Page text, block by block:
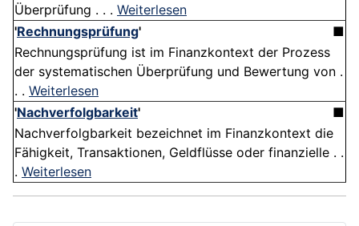
Überprüfung . . . Weiterlesen
'Rechnungsprüfung'
■
Rechnungsprüfung ist im Finanzkontext der Prozess
der systematischen Überprüfung und Bewertung von .
. . Weiterlesen
'Nachverfolgbarkeit'
■
Nachverfolgbarkeit bezeichnet im Finanzkontext die
Fähigkeit, Transaktionen, Geldflüsse oder finanzielle . .
. Weiterlesen